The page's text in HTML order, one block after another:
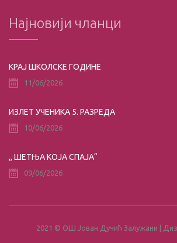
Најновији чланци
КРАЈ ШКОЛСКЕ ГОДИНЕ
11/06/2026
ИЗЛЕТ УЧЕНИКА 5. РАЗРЕДА
10/06/2026
,, ШЕТЊА КОЈА СПАЈА“
09/06/2026
2021 © ОШ Јован Дучић Залужани |